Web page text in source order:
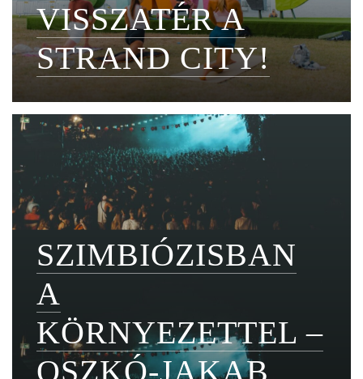
VISSZATÉR A
STRAND CITY!
SZIMBIÓZISBAN
A
KÖRNYEZETTEL –
OSZKÓ-JAKAB